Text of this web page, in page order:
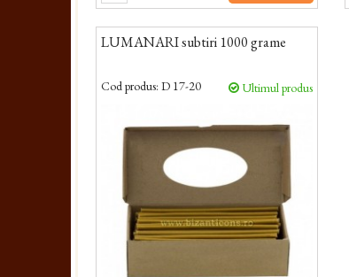
LUMANARI subtiri 1000 grame
Cod produs: D 17-20 Ultimul produs